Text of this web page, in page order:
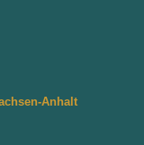
Anhalt